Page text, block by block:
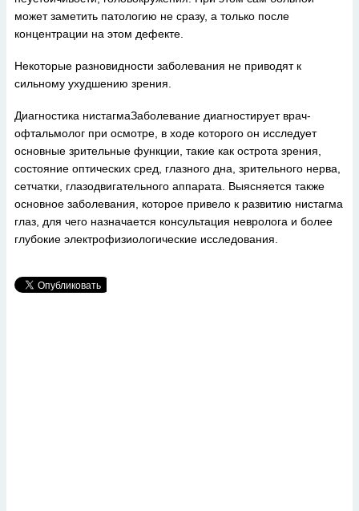
может заметить патологию не сразу, а только после
концентрации на этом дефекте.
Некоторые разновидности заболевания не приводят к
сильному ухудшению зрения.
Диагностика нистагмаЗаболевание диагностирует врач-
офтальмолог при осмотре, в ходе которого он исследует
основные зрительные функции, такие как острота зрения,
состояние оптических сред, глазного дна, зрительного нерва,
сетчатки, глазодвигательного аппарата. Выясняется также
основное заболевания, которое привело к развитию нистагма
глаз, для чего назначается консультация невролога и более
глубокие электрофизиологические исследования.